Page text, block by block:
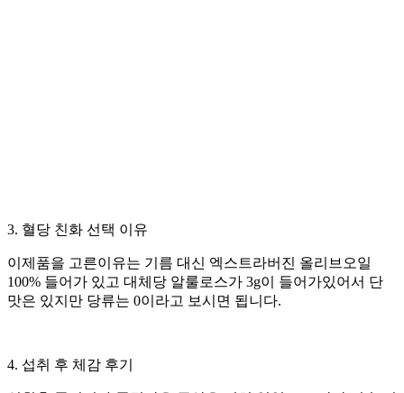
3. 혈당 친화 선택 이유
이제품을 고른이유는 기름 대신 엑스트라버진 올리브오일
100% 들어가 있고 대체당 알룰로스가 3g이 들어가있어서 단
맛은 있지만 당류는 0이라고 보시면 됩니다.
4. 섭취 후 체감 후기